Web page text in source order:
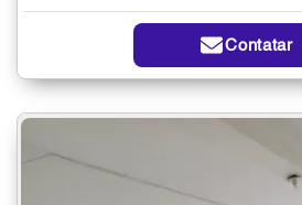
Contatar